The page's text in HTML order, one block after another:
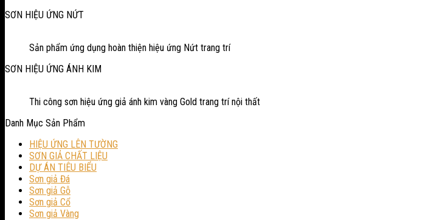
SƠN HIỆU ỨNG NỨT
Sản phẩm ứng dụng hoàn thiện hiệu ứng Nứt trang trí
SƠN HIỆU ỨNG ÁNH KIM
Thi công sơn hiệu ứng giả ánh kim vàng Gold trang trí nội thất
Danh Mục Sản Phẩm
HIỆU ỨNG LÊN TƯỜNG
SƠN GIẢ CHẤT LIỆU
DỰ ÁN TIÊU BIỂU
Sơn giả Đá
Sơn giả Gỗ
Sơn giả Cổ
Sơn giả Vàng